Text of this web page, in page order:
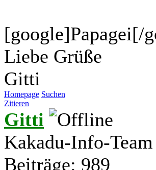
[google]Papagei[/
Liebe Grüße
Gitti
Homepage Suchen
Zitieren
Gitti
Kakadu-Info-Team
Beiträge: 989